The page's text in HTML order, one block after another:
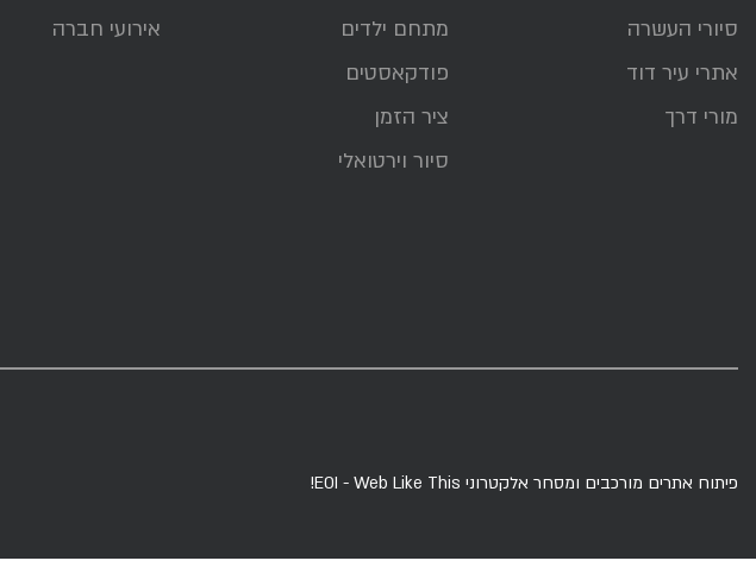
סיורי העשרה
אתרי עיר דוד
מורי דרך
מתחם ילדים
פודקאסטים
ציר הזמן
סיור וירטואלי
אירועי חברה
פיתוח אתרים מורכבים ומסחר אלקטרוני EOI - Web Like This!